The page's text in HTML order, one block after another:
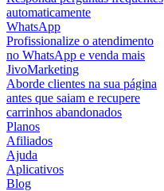
automaticamente
WhatsApp
Profissionalize o atendimento
no WhatsApp e venda mais
JivoMarketing
Aborde clientes na sua página
antes que saiam e recupere
carrinhos abandonados
Planos
Afiliados
Ajuda
Aplicativos
Blog